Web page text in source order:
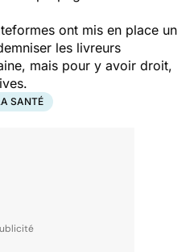
ont mis en place un
les livreurs
mais pour y avoir droit,
SANTÉ